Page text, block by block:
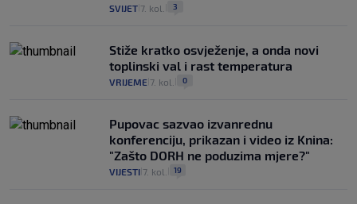
SVIJET 7. kol. 3
Stiže kratko osvježenje, a onda novi
toplinski val i rast temperatura
VRIJEME 7. kol. 0
Pupovac sazvao izvanrednu
konferenciju, prikazan i video iz Knina:
"Zašto DORH ne poduzima mjere?"
VIJESTI 7. kol. 19